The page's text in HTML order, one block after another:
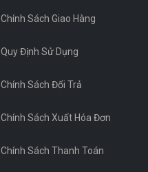
Chính Sách Giao Hàng
Quy Định Sử Dụng
Chính Sách Đổi Trả
Chính Sách Xuất Hóa Đơn
Chính Sách Thanh Toán